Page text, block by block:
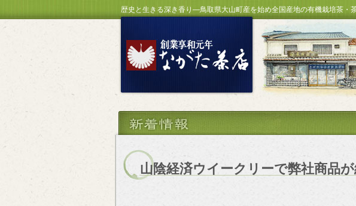
歴史と生きる深き香り―鳥取県大山町産を始め全国産地の有機栽培茶・
山陰経済ウイークリーで弊社商品が